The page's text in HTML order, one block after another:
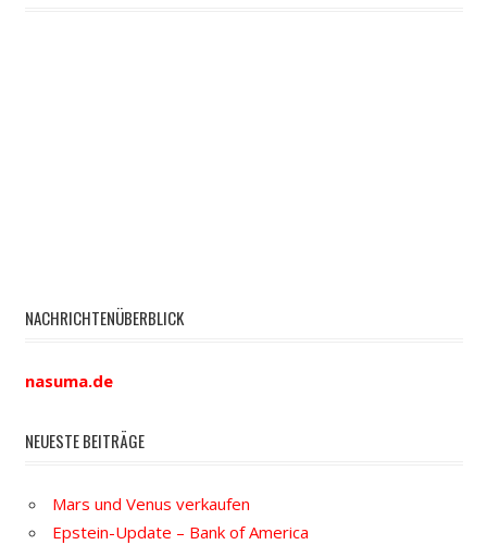
NACHRICHTENÜBERBLICK
nasuma.de
NEUESTE BEITRÄGE
Mars und Venus verkaufen
Epstein-Update – Bank of America